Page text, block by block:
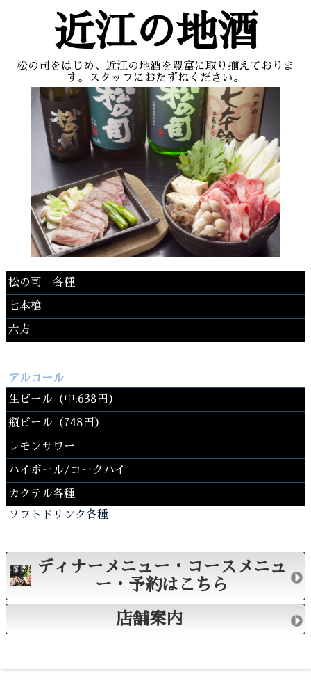
近江の地酒
松の司をはじめ、近江の地酒を豊富に取り揃えておりま
す。スタッフにおたずねください。
松の司 各種
七本槍
六方
アルコール
生ビール（中:638円）
瓶ビール（748円）
レモンサワー
ハイボール/コークハイ
カクテル各種
ソフトドリンク各種
ディナーメニュー・コースメニュ
ー・予約はこちら
店舗案内